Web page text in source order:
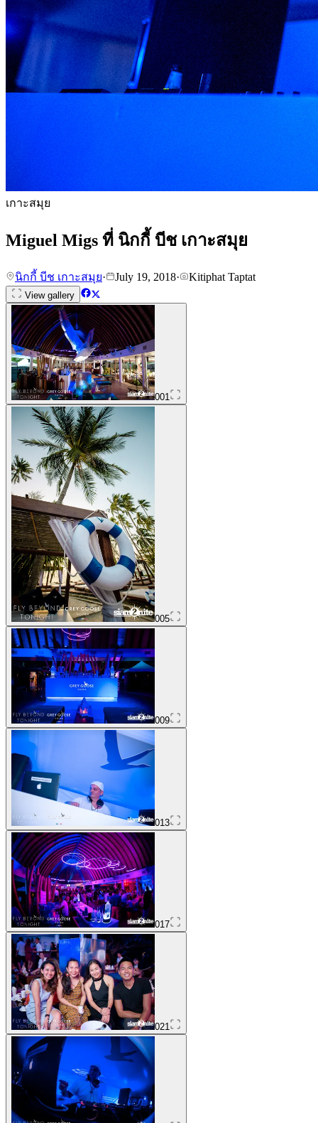
เกาะสมุย
Miguel Migs ที่ นิกกี้ บีช เกาะสมุย
นิกกี้ บีช เกาะสมุย· July 19, 2018· Kitiphat Taptat
View gallery
001
005
009
013
017
021